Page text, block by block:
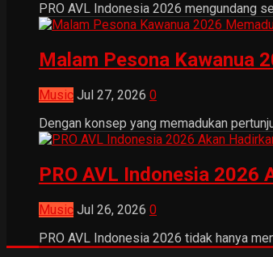
PRO AVL Indonesia 2026 mengundang
Malam Pesona Kawanua
Music Jul 27, 2026 0
Dengan konsep yang memadukan
PRO AVL Indonesia 2026
Music Jul 26, 2026 0
PRO AVL Indonesia 2026 tidak hanya